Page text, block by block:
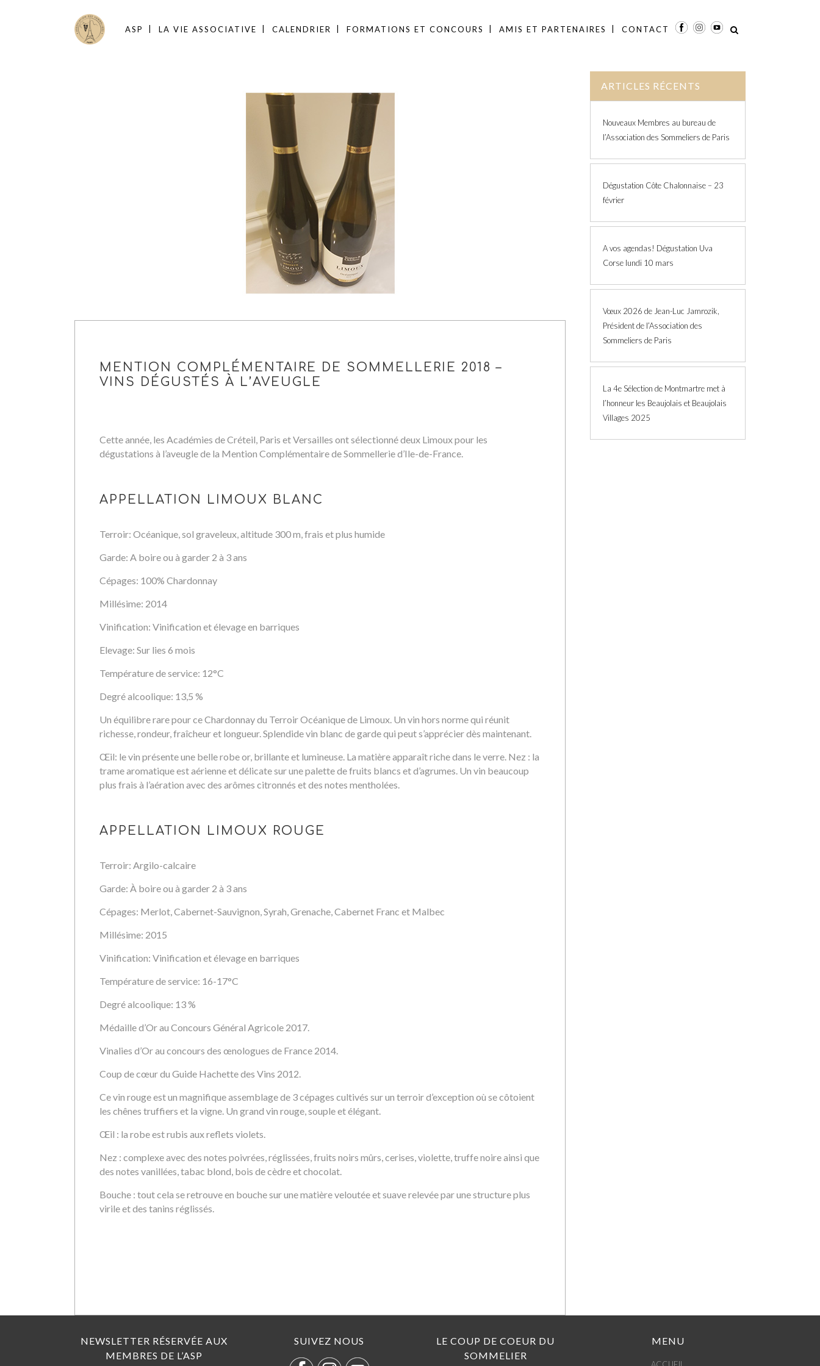
ASP LA VIE ASSOCIATIVE CALENDRIER FORMATIONS ET CONCOURS AMIS ET PARTENAIRES CONTACT
MENTION COMPLÉMENTAIRE DE SOMMELLERIE 2018 –
VINS DÉGUSTÉS À L’AVEUGLE
Cette année, les Académies de Créteil, Paris et Versailles ont sélectionné deux Limoux pour les
dégustations à l’aveugle de la Mention Complémentaire de Sommellerie d’Ile-de-France.
APPELLATION LIMOUX BLANC
Terroir: Océanique, sol graveleux, altitude 300 m, frais et plus humide
Garde: A boire ou à garder 2 à 3 ans
Cépages: 100% Chardonnay
Millésime: 2014
Vinification: Vinification et élevage en barriques
Elevage: Sur lies 6 mois
Température de service: 12°C
Degré alcoolique: 13,5 %
Un équilibre rare pour ce Chardonnay du Terroir Océanique de Limoux. Un vin hors norme qui réunit
richesse, rondeur, fraîcheur et longueur. Splendide vin blanc de garde qui peut s’apprécier dès maintenant.
Œil: le vin présente une belle robe or, brillante et lumineuse. La matière apparaît riche dans le verre. Nez : la
trame aromatique est aérienne et délicate sur une palette de fruits blancs et d’agrumes. Un vin beaucoup
plus frais à l’aération avec des arômes citronnés et des notes mentholées.
APPELLATION LIMOUX ROUGE
Terroir: Argilo-calcaire
Garde: À boire ou à garder 2 à 3 ans
Cépages: Merlot, Cabernet-Sauvignon, Syrah, Grenache, Cabernet Franc et Malbec
Millésime: 2015
Vinification: Vinification et élevage en barriques
Température de service: 16-17°C
Degré alcoolique: 13 %
Médaille d’Or au Concours Général Agricole 2017.
Vinalies d’Or au concours des œnologues de France 2014.
Coup de cœur du Guide Hachette des Vins 2012.
Ce vin rouge est un magnifique assemblage de 3 cépages cultivés sur un terroir d’exception où se côtoient
les chênes truffiers et la vigne. Un grand vin rouge, souple et élégant.
Œil : la robe est rubis aux reflets violets.
Nez : complexe avec des notes poivrées, réglissées, fruits noirs mûrs, cerises, violette, truffe noire ainsi que
des notes vanillées, tabac blond, bois de cèdre et chocolat.
Bouche : tout cela se retrouve en bouche sur une matière veloutée et suave relevée par une structure plus
virile et des tanins réglissés.
ARTICLES RÉCENTS
Nouveaux Membres au bureau de
l’Association des Sommeliers de Paris
Dégustation Côte Chalonnaise – 23
février
A vos agendas! Dégustation Uva
Corse lundi 10 mars
Vœux 2026 de Jean-Luc Jamrozik,
Président de l’Association des
Sommeliers de Paris
La 4e Sélection de Montmartre met à
l’honneur les Beaujolais et Beaujolais
Villages 2025
NEWSLETTER RÉSERVÉE AUX
MEMBRES DE L’ASP
SUIVEZ NOUS
LE COUP DE COEUR DU
SOMMELIER
MENU